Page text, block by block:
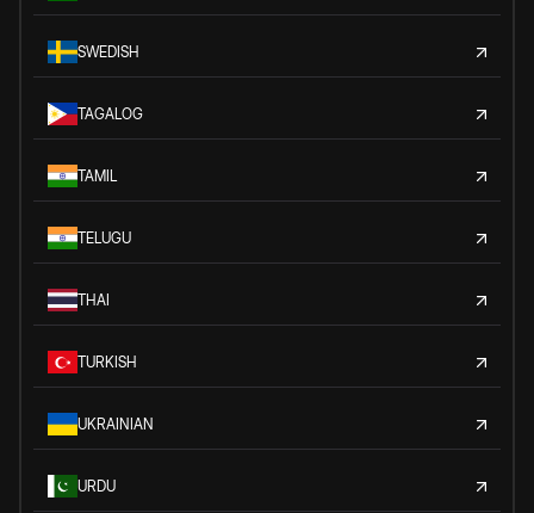
SWEDISH
TAGALOG
TAMIL
TELUGU
THAI
TURKISH
UKRAINIAN
URDU